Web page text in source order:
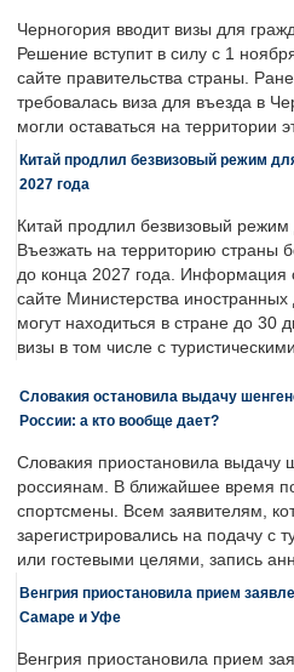
Черногория вводит визы для
Решение вступит в силу с 1
сайте правительства страны.
требовалась виза для въезда в
могли оставаться на территории
Китай продлил безвизовый режим
2027 года
Китай продлил безвизовый
Въезжать на территорию страны
до конца 2027 года. Информация
сайте Министерства
могут находиться в стране до 30
визы в том числе с
Словакия остановила выдачу
России: а кто вообще дает?
Словакия приостановила выдачу
россиянам. В ближайшее время
спортсмены. Всем заявителям,
зарегистрировались на подачу с
или гостевыми целями, запись
Венгрия приостановила прием
Самаре и Уфе
Венгрия приостановила прием